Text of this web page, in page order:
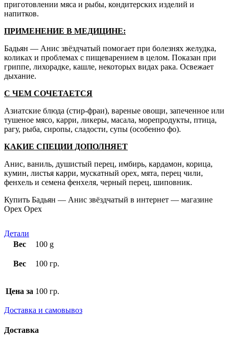
приготовлении мяса и рыбы, кондитерских изделий и
напитков.
ПРИМЕНЕНИЕ В МЕДИЦИНЕ:
Бадьян — Анис звёздчатый помогает при болезнях желудка,
коликах и проблемах с пищеварением в целом. Показан при
гриппе, лихорадке, кашле, некоторых видах рака. Освежает
дыхание.
С ЧЕМ СОЧЕТАЕТСЯ
Азиатские блюда (стир-фраи), вареные овощи, запеченное или
тушеное мясо, карри, ликеры, масала, морепродукты, птица,
рагу, рыба, сиропы, сладости, супы (особенно фо).
КАКИЕ СПЕЦИИ ДОПОЛНЯЕТ
Анис, ваниль, душистый перец, имбирь, кардамон, корица,
кумин, листья карри, мускатный орех, мята, перец чили,
фенхель и семена фенхеля, черный перец, шиповник.
Купить Бадьян — Анис звёздчатый в интернет — магазине
Орех Орех
Детали
Вес
100 g
Вес 100 гр.
Цена за 100 гр.
Доставка и самовывоз
Доставка